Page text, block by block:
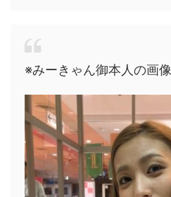
※みーきゃん御本人の画像